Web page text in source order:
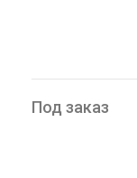
Под заказ